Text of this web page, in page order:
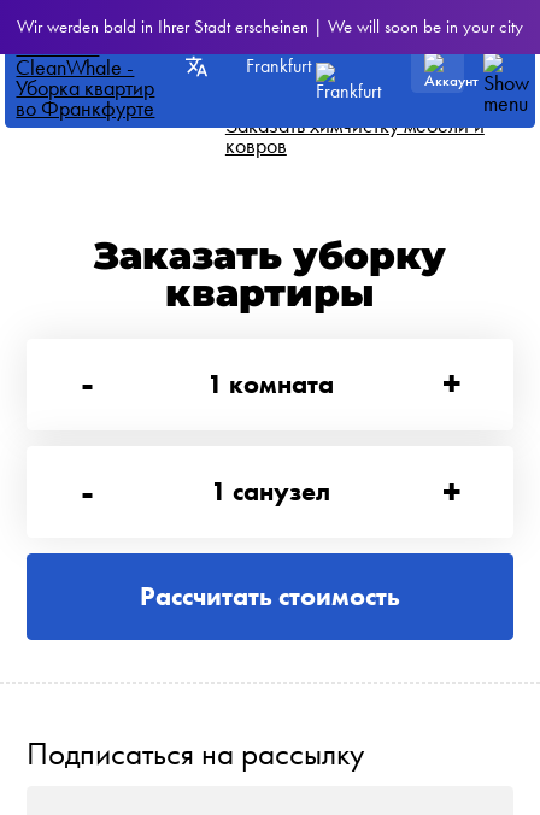
Wir werden bald in Ihrer Stadt erscheinen | We will soon be in your city
Frankfurt
Чистка детской коляски
У нас данная услуга стоит всего
от 42.50 EUR
Заказать химчистку мебели и
ковров
Заказать уборку
квартиры
-
1 комната +
- 1 санузел +
Рассчитать стоимость
Подписаться на рассылку